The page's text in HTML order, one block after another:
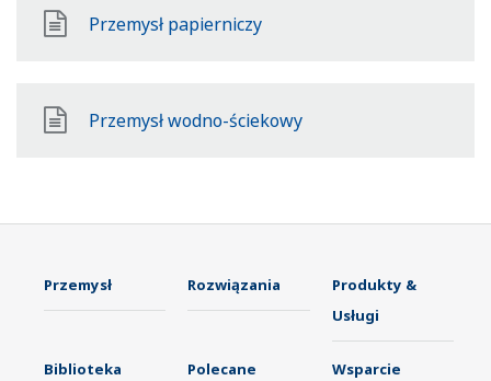
Przemysł papierniczy
Przemysł wodno-ściekowy
Przemysł Rozwiązania
Produkty &
Usługi
Biblioteka Polecane Wsparcie